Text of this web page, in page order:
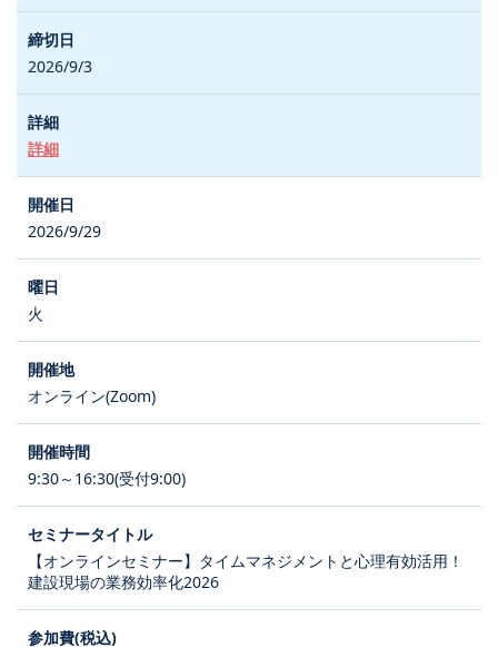
2026/9/3
詳細
2026/9/29
火
オンライン(Zoom)
9:30～16:30(受付9:00)
【オンラインセミナー】タイムマネジメントと心理有効活用！
建設現場の業務効率化2026